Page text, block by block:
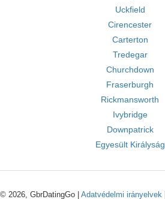
Uckfield
Cirencester
Carterton
Tredegar
Churchdown
Fraserburgh
Rickmansworth
Ivybridge
Downpatrick
Egyesült Királyság
© 2026, GbrDatingGo | Adatvédelmi irányelvek